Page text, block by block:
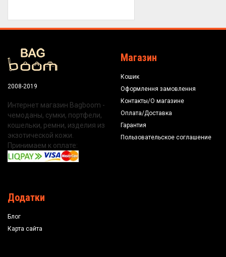
2008-2019
Интернет магазин Bagboom -
чемоданы, сумки, портфели,
кошельки, ремни, изделия из
экзотической кожи.
Принимаем к оплате:
Магазин
Кошик
Оформлення замовлення
Контакты/О магазине
Оплата/Доставка
Гарантия
Пользовательское соглашение
Додатки
Блог
Карта сайта